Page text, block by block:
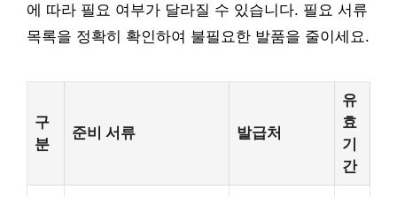
에 따라 필요 여부가 달라질 수 있습니다. 필요 서류
목록을 정확히 확인하여 불필요한 발품을 줄이세요.
구
분
준비 서류 발급처
유
효
기
간